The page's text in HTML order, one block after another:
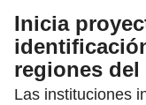
Inicia
regiones del
Las instituciones